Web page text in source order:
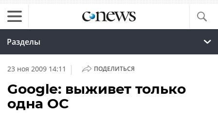
Разделы
23 ноя 2009 14:11 | ПОДЕЛИТЬСЯ
Google: выживет только
одна ОС